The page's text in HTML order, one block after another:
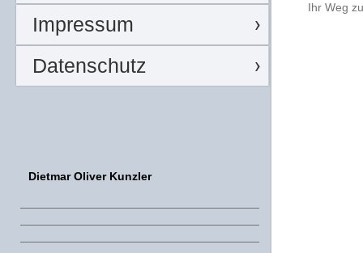
Impressum
Datenschutz
Dietmar Oliver Kunzler
Ihr Weg